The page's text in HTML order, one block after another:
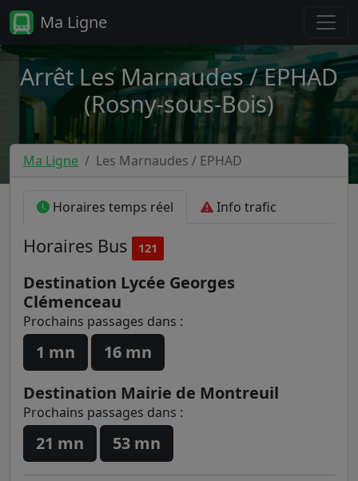
Ma Ligne
Arrêt Les Marnaudes / EPHAD
(Rosny-sous-Bois)
Ma Ligne Les Marnaudes / EPHAD
Horaires temps réel Info trafic
Horaires Bus 121
Destination Lycée Georges
Clémenceau
Prochains passages dans :
1 mn
16 mn
Destination Mairie de Montreuil
Prochains passages dans :
21 mn 53 mn